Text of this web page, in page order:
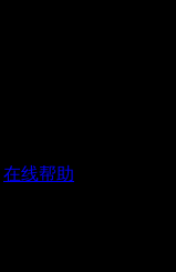
在线帮助